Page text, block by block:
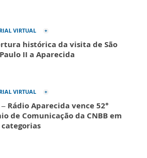
VIRTUAL
histórica da visita de São
II a Aparecida
VIRTUAL
Rádio Aparecida vence 52°
de Comunicação da CNBB em